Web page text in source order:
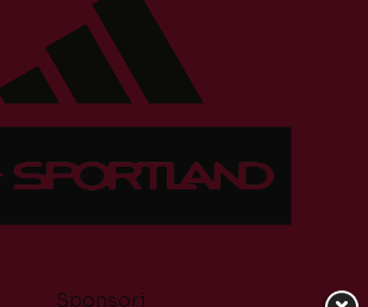
Sponsori